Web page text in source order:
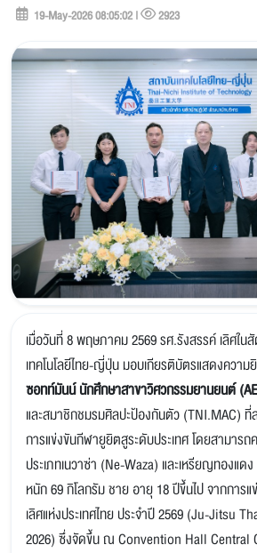
19-May-2026 08:05:02 | 2923
เมื่อวันที่ 8 พฤษภาคม 2569 รศ.รังสรรค์ เลิศใ
เทคโนโลยีไทย-ญี่ปุ่น มอบเกียรติบัตรแสดงความ
ซอทท์มันน์ นักศึกษาสาขาวิศวกรรมยานยนต์
และสมาชิกชมรมศิลปะป้องกันตัว (TNI.MAC) ที่
การแข่งขันกีฬายูยิตสูระดับประเทศ โดยสามารถ
ประเภทเนวาซ่า (Ne-Waza) และเหรียญทองแด
หนัก 69 กิโลกรัม ชาย อายุ 18 ปีขึ้นไป จากการ
เลิศแห่งประเทศไทย ประจำปี 2569 (Ju-Jitsu
2026) ซึ่งจัดขึ้น ณ Convention Hall Central